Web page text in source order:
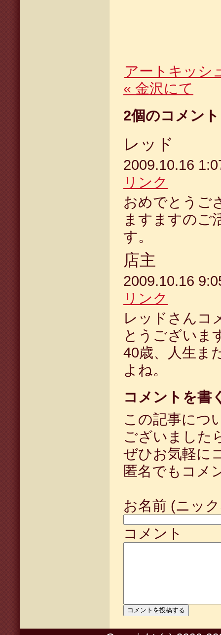
アートキッシ
« 金沢にて
2個のコメント
レッド
2009.10.16
リンク
おめでとうご
ますますのご
す。
店主
2009.10.16
リンク
レッドさんコ
とうございま
40歳、人生ま
よね。
コメントを書
この記事につ
ございました
ぜひお気軽に
匿名でもコメ
お名前 (ニッ
コメント